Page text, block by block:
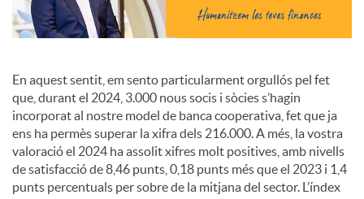
i
a
l
s
En aquest sentit, em sento particularment orgullós pel fet
que, durant el 2024, 3.000 nous socis i sòcies s’hagin
incorporat al nostre model de banca cooperativa, fet que ja
ens ha permès superar la xifra dels 216.000. A més, la vostra
valoració el 2024 ha assolit xifres molt positives, amb nivells
de satisfacció de 8,46 punts, 0,18 punts més que el 2023 i 1,4
punts percentuals per sobre de la mitjana del sector. L’índex